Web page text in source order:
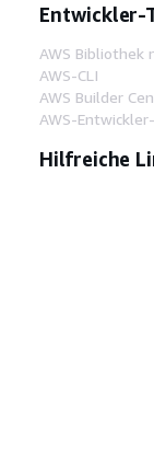
Entwickler-
AWS Bibliothek
AWS-CLI
AWS Builder
AWS-
Hilfreiche